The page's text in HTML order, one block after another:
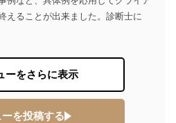
一郎
いて
護管理者を設置し、個人情報保
個人情報を取得・アクセス・利
す。
えることが出来ました。診断士に
ーをさらに表示
ーを投稿する